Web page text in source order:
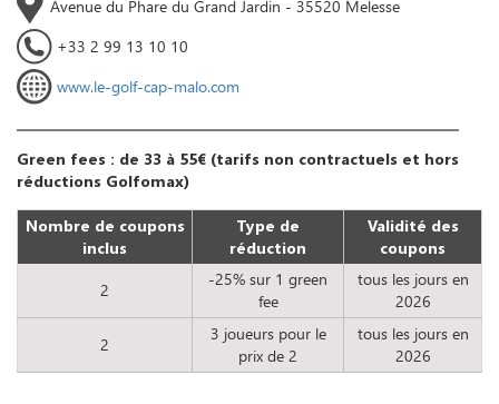
Avenue du Phare du Grand Jardin - 35520 Melesse
+33 2 99 13 10 10
www.le-golf-cap-malo.com
Green fees : de 33 à 55€ (tarifs non contractuels et hors
réductions Golfomax)
Nombre de coupons
inclus
Type de
réduction
Validité des
coupons
2
-25% sur 1 green
fee
tous les jours en
2026
2
3 joueurs pour le
prix de 2
tous les jours en
2026